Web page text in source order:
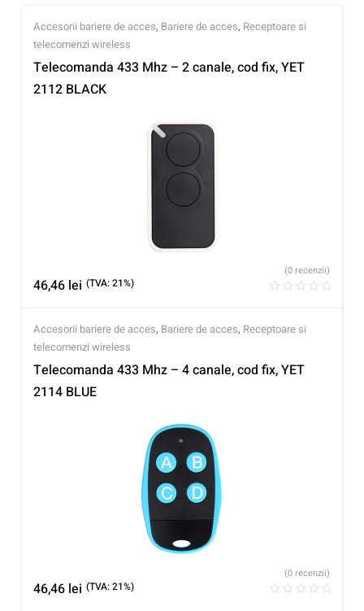
Accesorii bariere de acces, Bariere de acces, Receptoare si
telecomenzi wireless
Telecomanda 433 Mhz – 2 canale, cod fix, YET
2112 BLACK
46,46 lei (TVA: 21%)
(0 recenzii)
Accesorii bariere de acces, Bariere de acces, Receptoare si
telecomenzi wireless
Telecomanda 433 Mhz – 4 canale, cod fix, YET
2114 BLUE
46,46 lei (TVA: 21%)
(0 recenzii)